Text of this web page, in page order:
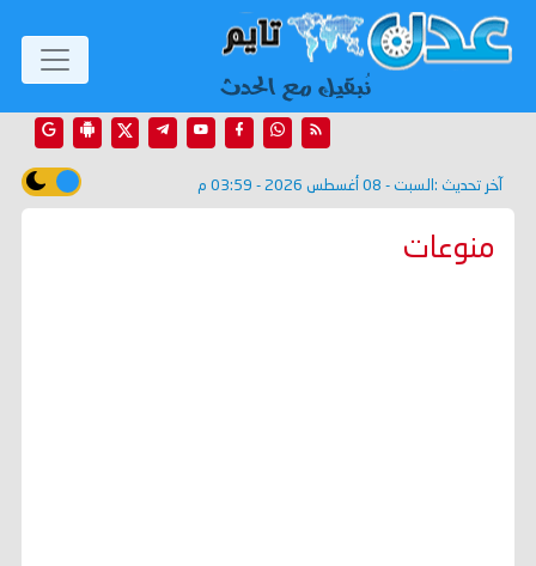
آخر تحديث : السبت - 08 أغسطس 2026 - 03:59 م
منوعات